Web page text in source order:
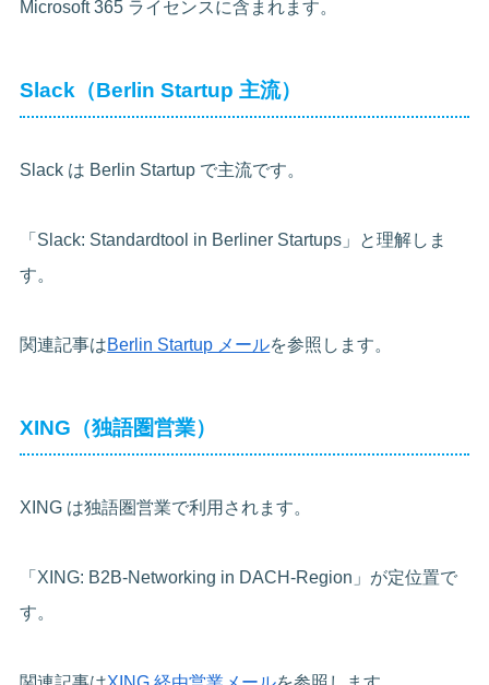
Microsoft 365 ライセンスに含まれます。
Slack（Berlin Startup 主流）
Slack は Berlin Startup で主流です。
「Slack: Standardtool in Berliner Startups」と理解しま
す。
関連記事はBerlin Startup メールを参照します。
XING（独語圏営業）
XING は独語圏営業で利用されます。
「XING: B2B-Networking in DACH-Region」が定位置で
す。